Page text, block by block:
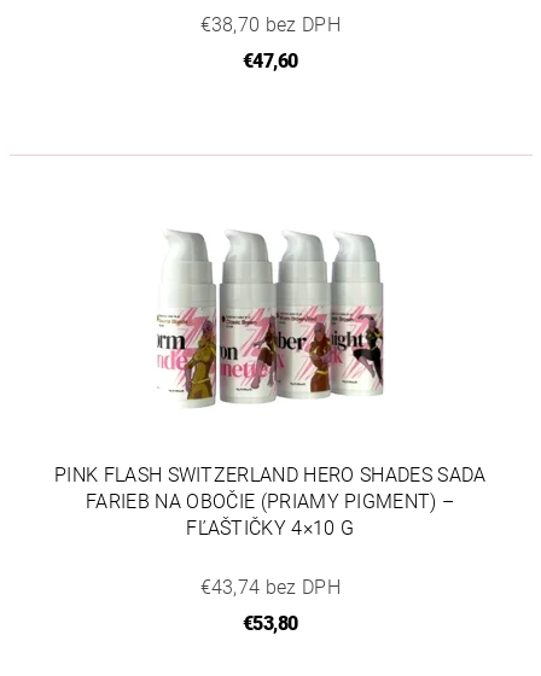
€38,70 bez DPH
€47,60
PINK FLASH SWITZERLAND HERO SHADES SADA
FARIEB NA OBOČIE (PRIAMY PIGMENT) –
FĽAŠTIČKY 4×10 G
€43,74 bez DPH
€53,80